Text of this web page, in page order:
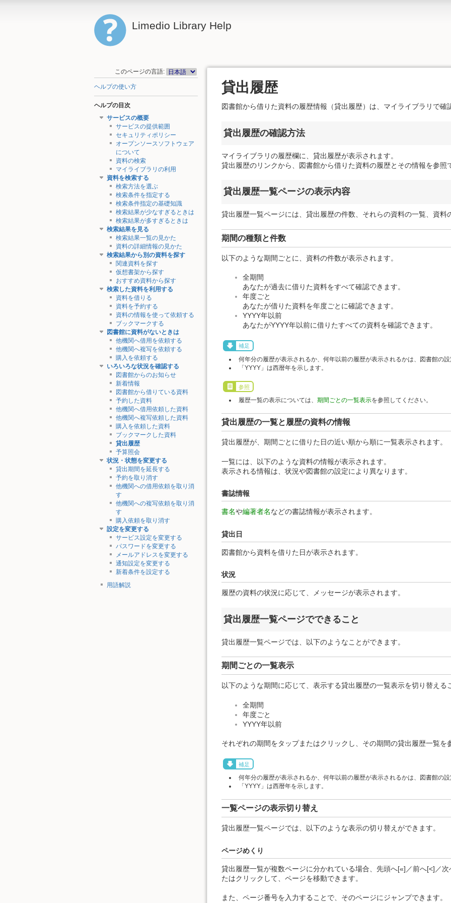
Limedio Library Help
このページの言語:
ヘルプの使い方
ヘルプの目次
サービスの概要
サービスの提供範囲
セキュリティポリシー
オープンソースソフトウェア
について
資料の検索
マイライブラリの利用
資料を検索する
検索方法を選ぶ
検索条件を指定する
検索条件指定の基礎知識
検索結果が少なすぎるときは
検索結果が多すぎるときは
検索結果を見る
検索結果一覧の見かた
資料の詳細情報の見かた
検索結果から別の資料を探す
関連資料を探す
仮想書架から探す
おすすめ資料から探す
検索した資料を利用する
資料を借りる
資料を予約する
資料の情報を使って依頼する
ブックマークする
図書館に資料がないときは
他機関へ借用を依頼する
他機関へ複写を依頼する
購入を依頼する
いろいろな状況を確認する
図書館からのお知らせ
新着情報
図書館から借りている資料
予約した資料
他機関へ借用依頼した資料
他機関へ複写依頼した資料
購入を依頼した資料
ブックマークした資料
貸出履歴
予算照会
状況・状態を変更する
貸出期間を延長する
予約を取り消す
他機関への借用依頼を取り消
す
他機関への複写依頼を取り消
す
購入依頼を取り消す
設定を変更する
サービス設定を変更する
パスワードを変更する
メールアドレスを変更する
通知設定を変更する
新着条件を設定する
用語解説
貸出履歴
図書館から借りた資料の履歴情報（貸出履歴）は、マイライブラリで確
貸出履歴の確認方法
マイライブラリの履歴欄に、貸出履歴が表示されます。
貸出履歴のリンクから、図書館から借りた資料の履歴とその情報を参照
貸出履歴一覧ページの表示内容
貸出履歴一覧ページには、貸出履歴の件数、それらの資料の一覧、資料
期間の種類と件数
以下のような期間ごとに、資料の件数が表示されます。
全期間
あなたが過去に借りた資料をすべて確認できます。
年度ごと
あなたが借りた資料を年度ごとに確認できます。
YYYY年以前
あなたがYYYY年以前に借りたすべての資料を確認できます。
補足
何年分の履歴が表示されるか、何年以前の履歴が表示されるかは、図書館の設
「YYYY」は西暦年を示します。
参照
履歴一覧の表示については、期間ごとの一覧表示を参照してください。
貸出履歴の一覧と履歴の資料の情報
貸出履歴が、期間ごとに借りた日の近い順から順に一覧表示されます。
一覧には、以下のような資料の情報が表示されます。
表示される情報は、状況や図書館の設定により異なります。
書誌情報
書名や編著者名などの書誌情報が表示されます。
貸出日
図書館から資料を借りた日が表示されます。
状況
履歴の資料の状況に応じて、メッセージが表示されます。
貸出履歴一覧ページでできること
貸出履歴一覧ページでは、以下のようなことができます。
期間ごとの一覧表示
以下のような期間に応じて、表示する貸出履歴の一覧表示を切り替える
全期間
年度ごと
YYYY年以前
それぞれの期間をタップまたはクリックし、その期間の貸出履歴一覧を
補足
何年分の履歴が表示されるか、何年以前の履歴が表示されるかは、図書館の設
「YYYY」は西暦年を示します。
一覧ページの表示切り替え
貸出履歴一覧ページでは、以下のような表示の切り替えができます。
ページめくり
貸出履歴一覧が複数ページに分かれている場合、先頭へ[«]／前へ[<]／
たはクリックして、ページを移動できます。
また、ページ番号を入力することで、そのページにジャンプできます。